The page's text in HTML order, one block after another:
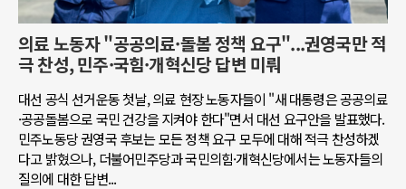
의료 노동자 "공공의료·돌봄 정책 요구"...권영국만 적
극 찬성, 민주·국힘·개혁신당 답변 미뤄
대선 공식 선거운동 첫날, 의료 현장 노동자들이 "새 대통령은 공공의료
·공공돌봄으로 국민 건강을 지켜야 한다"면서 대선 요구안을 발표했다.
민주노동당 권영국 후보는 모든 정책 요구 모두에 대해 적극 찬성하겠
다고 밝혔으나, 더불어민주당과 국민의힘·개혁신당에서는 노동자들의
질의에 대한 답변...